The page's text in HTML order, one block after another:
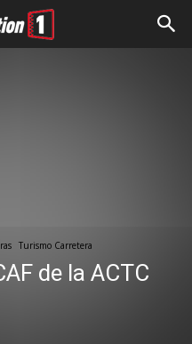
Turismo Carretera
de la ACTC